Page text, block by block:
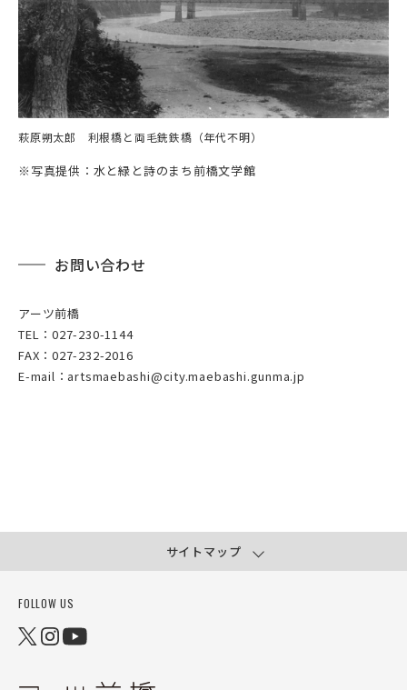
萩原朔太郎 利根橋と両毛銑鉄橋（年代不明）
※写真提供：水と緑と詩のまち前橋文学館
お問い合わせ
アーツ前橋
TEL：027-230-1144
FAX：027-232-2016
E-mail：artsmaebashi@city.maebashi.gunma.jp
サイトマップ
FOLLOW US